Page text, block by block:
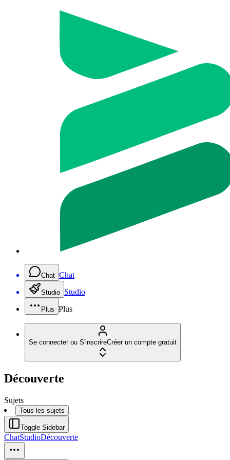
Chat Chat
Studio Studio
Plus Plus
Se connecter ou S'inscrireCréer un compte gratuit
Découverte
Sujets
Tous les sujets
Toggle Sidebar
ChatStudioDécouverte